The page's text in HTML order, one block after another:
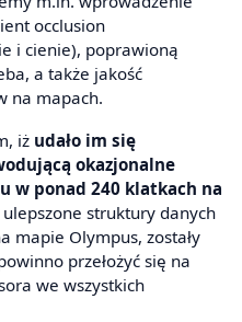
occlusion
i cienie), poprawioną
a także jakość
na mapach.
iż udało im się
okazjonalne
w ponad 240 klatkach na
struktury danych
mapie Olympus, zostały
przełożyć się na
we wszystkich